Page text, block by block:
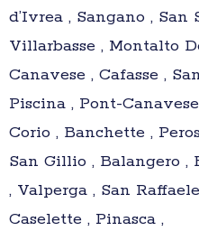
d’Ivrea , Sangano ,
Villarbasse , Montalto
Canavese , Cafasse ,
Piscina , Pont-
Corio , Banchette ,
San Gillio , Balangero ,
, Valperga , San
Caselette , Pinasca ,